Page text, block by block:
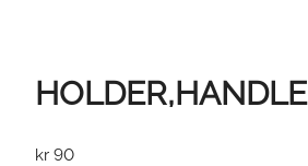
HOLDER,HANDLE
kr 90